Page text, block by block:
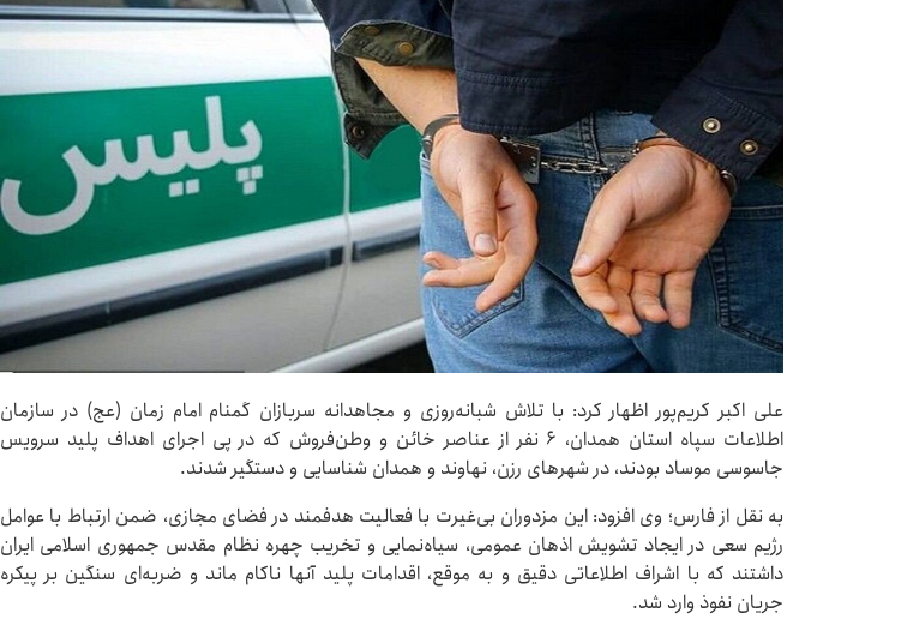
علی اکبر کریم‌پور اظهار کرد: با تلاش شبانه‌روزی و مجاهدانه سربازان گمنام امام زمان (عج) در سازمان
اطلاعات سپاه استان همدان، ۶ نفر از عناصر خائن و وطن‌فروش که در پی اجرای اهداف پلید سرویس
جاسوسی موساد بودند، در شهرهای رزن، نهاوند و همدان شناسایی و دستگیر شدند.
به نقل از فارس؛ وی افزود: این مزدوران بی‌غیرت با فعالیت هدفمند در فضای مجازی، ضمن ارتباط با عوامل
رژیم سعی در ایجاد تشویش اذهان عمومی، سیاه‌نمایی و تخریب چهره نظام مقدس جمهوری اسلامی ایران
داشتند که با اشراف اطلاعاتی دقیق و به موقع، اقدامات پلید آنها ناکام ماند و ضربه‌ای سنگین بر پیکره
جریان نفوذ وارد شد.